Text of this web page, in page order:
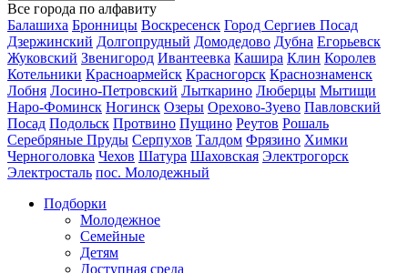
Все города по алфавиту
Балашиха Бронницы Воскресенск Город Сергиев Посад
Дзержинский Долгопрудный Домодедово Дубна Егорьевск
Жуковский Звенигород Ивантеевка Кашира Клин Королев
Котельники Красноармейск Красногорск Краснознаменск
Лобня Лосино-Петровский Лыткарино Люберцы Мытищи
Наро-Фоминск Ногинск Озеры Орехово-Зуево Павловский
Посад Подольск Протвино Пущино Реутов Рошаль
Серебряные Пруды Серпухов Талдом Фрязино Химки
Черноголовка Чехов Шатура Шаховская Электрогорск
Электросталь пос. Молодежный
Подборки
Молодежное
Семейные
Детям
Доступная среда